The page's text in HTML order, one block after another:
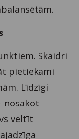
Skaidri
pietiekami
Līdzīgi
nosakot
veltīt